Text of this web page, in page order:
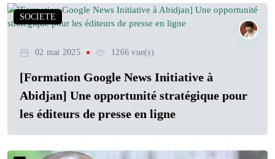
SOCIETE
02 mai 2025 1266 vue(s)
[Formation Google News Initiative à
Abidjan] Une opportunité stratégique pour
les éditeurs de presse en ligne